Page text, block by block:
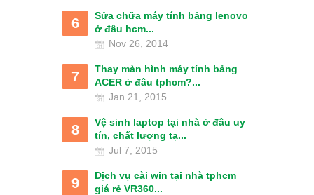
6
Sửa chữa máy tính bảng lenovo
ở đâu hcm...
Nov 26, 2014
7
Thay màn hình máy tính bảng
ACER ở đâu tphcm?...
Jan 21, 2015
8
Vệ sinh laptop tại nhà ở đâu uy
tín, chất lượng tạ...
Jul 7, 2015
9
Dịch vụ cài win tại nhà tphcm
giá rẻ VR360...